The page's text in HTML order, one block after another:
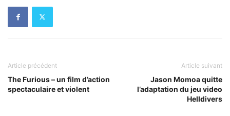
Article précédent
The Furious – un film d’action
spectaculaire et violent
Article suivant
Jason Momoa quitte
l’adaptation du jeu video
Helldivers